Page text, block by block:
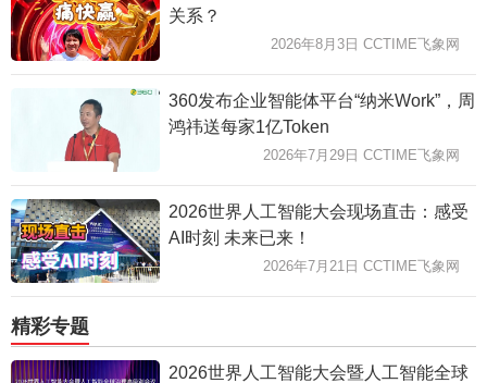
关系？
2026年8月3日 CCTIME飞象网
360发布企业智能体平台“纳米Work”，周
鸿祎送每家1亿Token
2026年7月29日 CCTIME飞象网
2026世界人工智能大会现场直击：感受
AI时刻 未来已来！
2026年7月21日 CCTIME飞象网
精彩专题
2026世界人工智能大会暨人工智能全球